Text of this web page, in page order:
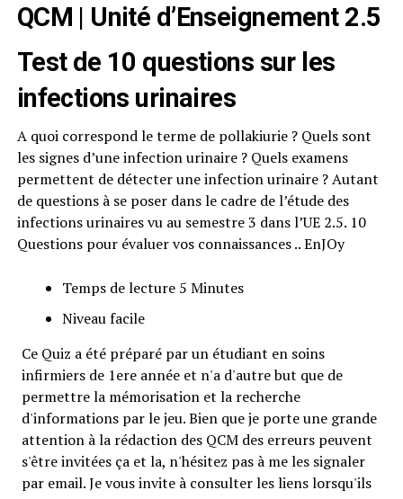
QCM | Unité d’Enseignement 2.5
Test de 10 questions sur les
infections urinaires
A quoi correspond le terme de pollakiurie ? Quels sont
les signes d’une infection urinaire ? Quels examens
permettent de détecter une infection urinaire ? Autant
de questions à se poser dans le cadre de l’étude des
infections urinaires vu au semestre 3 dans l’UE 2.5. 10
Questions pour évaluer vos connaissances .. EnJOy
Temps de lecture 5 Minutes
Niveau facile
Ce Quiz a été préparé par un étudiant en soins
infirmiers de 1ere année et n'a d'autre but que de
permettre la mémorisation et la recherche
d'informations par le jeu. Bien que je porte une grande
attention à la rédaction des QCM des erreurs peuvent
s'être invitées ça et la, n'hésitez pas à me les signaler
par email. Je vous invite à consulter les liens lorsqu'ils